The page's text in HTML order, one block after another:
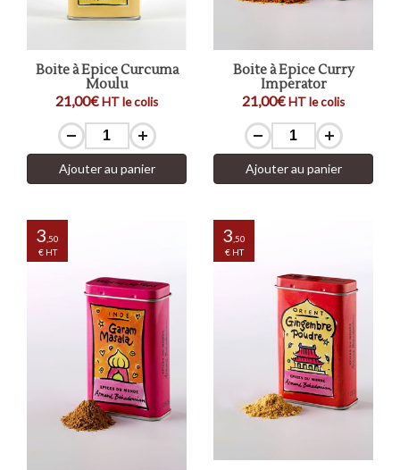
Boite à Epice Curcuma
Moulu
21,00€ HT le colis
Ajouter au panier
Boite à Epice Curry
Imperator
21,00€ HT le colis
Ajouter au panier
3 ,50
€ HT
3 ,50
€ HT